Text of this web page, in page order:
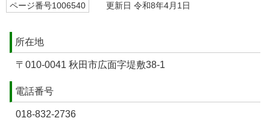
ページ番号1006540 更新日 令和8年4月1日
所在地
〒010-0041 秋田市広面字堤敷38-1
電話番号
018-832-2736